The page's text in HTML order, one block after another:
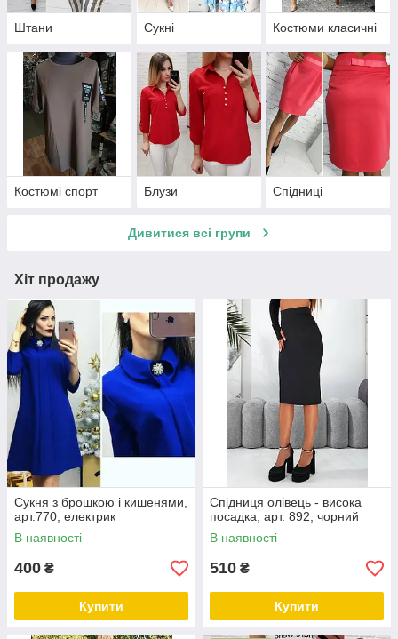
Штани Сукні Костюми класичні
Костюмі спорт Блузи Спідниці
Дивитися всі групи
Хіт продажу
Сукня з брошкою і кишенями,
арт.770, електрик
В наявності
400 ₴
Купити
Спідниця олівець - висока
посадка, арт. 892, чорний
В наявності
510 ₴
Купити